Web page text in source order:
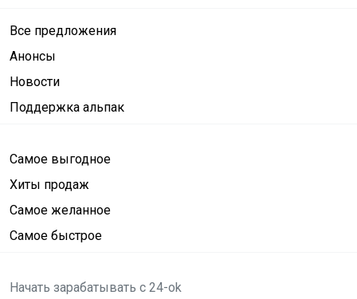
Все предложения
Анонсы
Новости
Поддержка альпак
Самое выгодное
Хиты продаж
Самое желанное
Самое быстрое
Начать зарабатывать с 24-ok